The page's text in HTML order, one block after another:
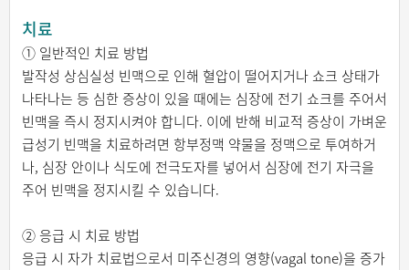
치료
① 일반적인 치료 방법
발작성 상심실성 빈맥으로 인해 혈압이 떨어지거나 쇼크 상태가
나타나는 등 심한 증상이 있을 때에는 심장에 전기 쇼크를 주어서
빈맥을 즉시 정지시켜야 합니다. 이에 반해 비교적 증상이 가벼운
급성기 빈맥을 치료하려면 항부정맥 약물을 정맥으로 투여하거
나, 심장 안이나 식도에 전극도자를 넣어서 심장에 전기 자극을
주어 빈맥을 정지시킬 수 있습니다.
② 응급 시 치료 방법
응급 시 자가 치료법으로서 미주신경의 영향(vagal tone)을 증가